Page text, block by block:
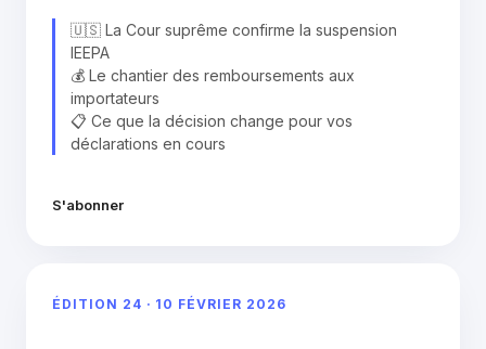
🇺🇸 La Cour suprême confirme la suspension
IEEPA
💰 Le chantier des remboursements aux
importateurs
📋 Ce que la décision change pour vos
déclarations en cours
S'abonner
ÉDITION 24 · 10 FÉVRIER 2026